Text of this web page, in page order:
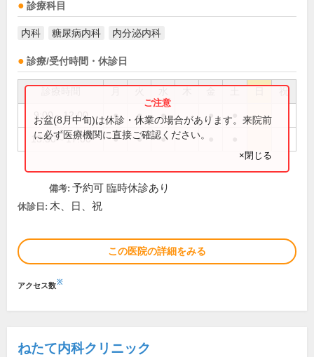
診療科目
内科 糖尿病内科 内分泌内科
診療/受付時間・休診日
祝
9:00～12:00 ● ● ● ●
13:30～17:00 ● ● ●
お盆(8月中旬)は休診・休業の場合があります。来院前
に必ず医療機関に直接ご確認ください。
×閉じる
備考: 予約可 臨時休診あり
休診日: 木、日、祝
この医院の詳細をみる
アクセス数※
ねたて内科クリニック